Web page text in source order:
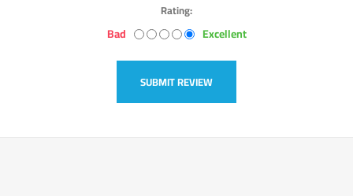
Rating:
Bad Excellent
SUBMIT REVIEW